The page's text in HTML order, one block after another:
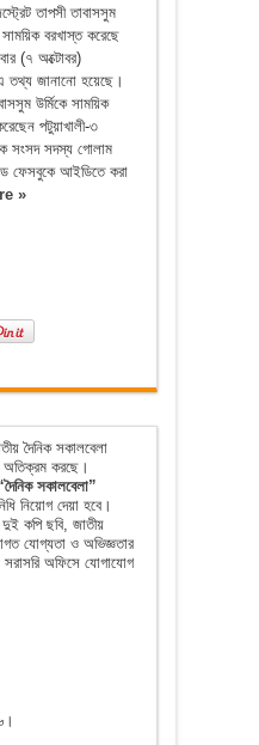
তাপসী তাবাসসুম
বরখাস্ত করেছে
(৭ অক্টোবর)
তথ্য জানানো হয়েছে।
উর্মিকে সাময়িক
পটুয়াখালী-৩
সংসদ সদস্য গোলাম
ফেসবুকে আইডিতে করা
»
দৈনিক সকালবেলা
অতিক্রম করছে।
সকালবেলা”
নিয়োগ দেয়া হবে।
কপি ছবি, জাতীয়
যোগ্যতা ও অভিজ্ঞতার
অফিসে যোগাযোগ